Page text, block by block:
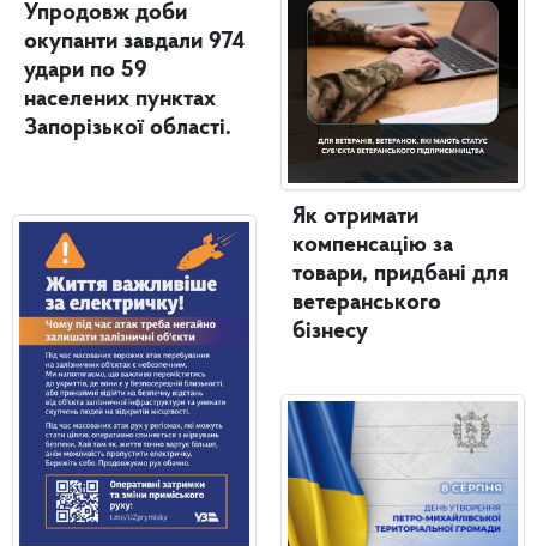
Упродовж доби
окупанти завдали 974
удари по 59
населених пунктах
Запорізької області.
Як отримати
компенсацію за
товари, придбані для
ветеранського
бізнесу